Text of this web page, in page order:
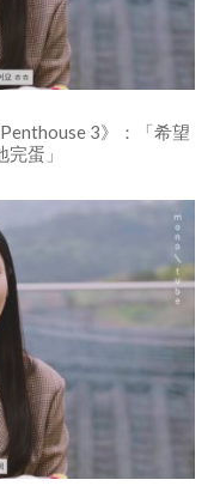
3》：「希望
蛋」